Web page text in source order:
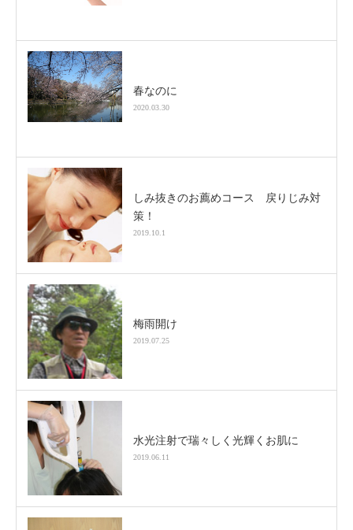
春なのに
2020.03.30
しみ抜きのお薦めコース 戻りじみ対
策！
2019.10.1
梅雨開け
2019.07.25
水光注射で瑞々しく光輝くお肌に
2019.06.11